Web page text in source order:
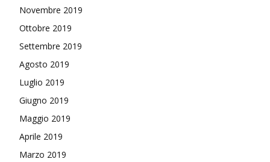
Novembre 2019
Ottobre 2019
Settembre 2019
Agosto 2019
Luglio 2019
Giugno 2019
Maggio 2019
Aprile 2019
Marzo 2019